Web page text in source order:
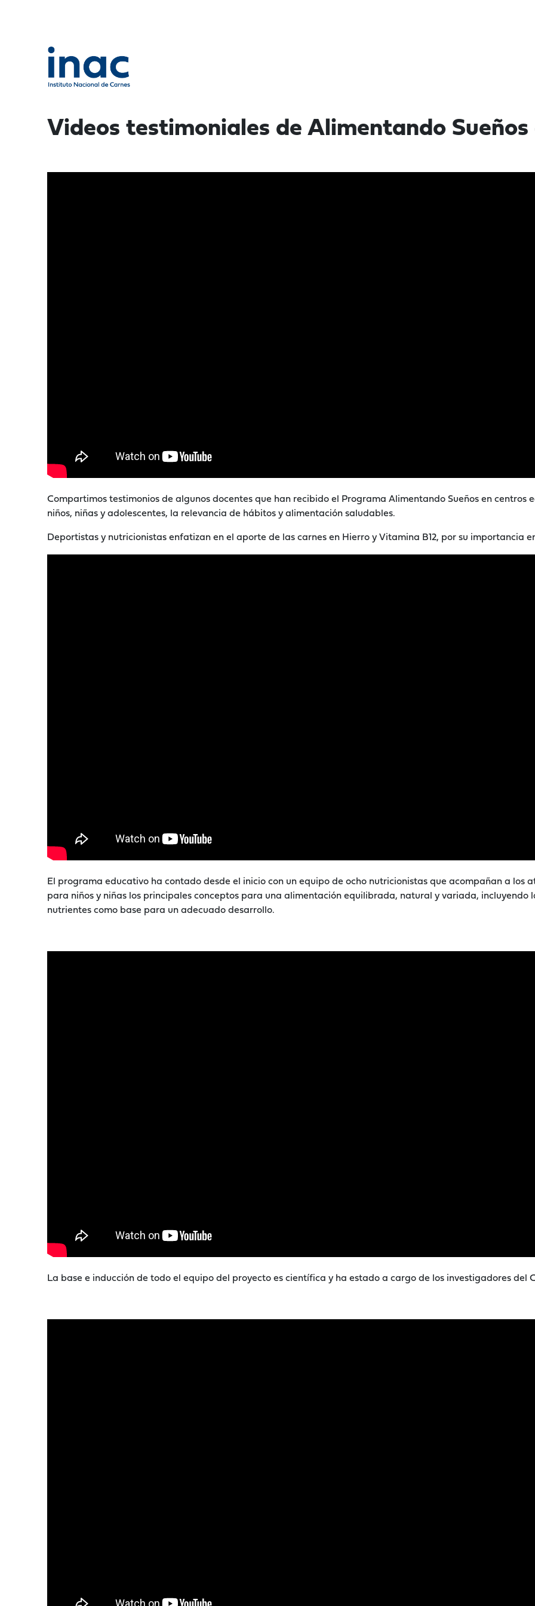
Videos testimoniales de Alimentando Sueños
Compartimos testimonios de algunos docentes que han recibido el Programa Alimentando Sueños en centros
niños, niñas y adolescentes, la relevancia de hábitos y alimentación saludables.
Deportistas y nutricionistas enfatizan en el aporte de las carnes en Hierro y Vitamina B12, por su importancia
El programa educativo ha contado desde el inicio con un equipo de ocho nutricionistas que acompañan a
para niños y niñas los principales conceptos para una alimentación equilibrada, natural y variada, incluyendo
nutrientes como base para un adecuado desarrollo.
La base e inducción de todo el equipo del proyecto es científica y ha estado a cargo de los investigadores del